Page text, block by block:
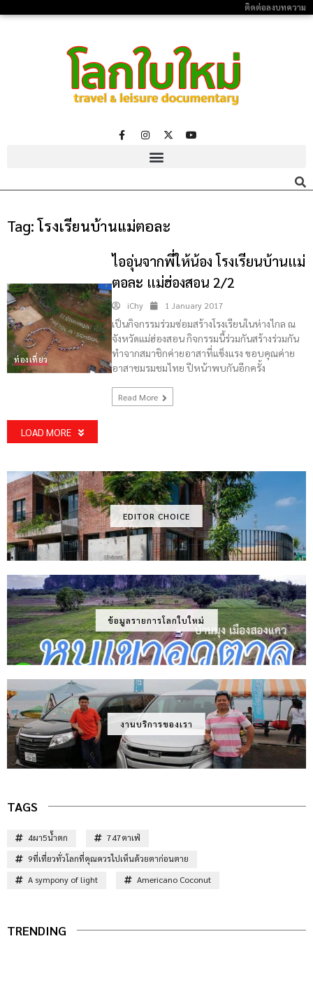
ติดต่อลงบทความ
Tag:โรงเรียนบ้านแม่ตอละ
ท่องเที่ยว
ไออุ่นจากพี่ให้น้อง โรงเรียนบ้านแม่
ตอละ แม่ฮ่องสอน 2/2
iChy 1 January 2017
เป็นกิจกรรมร่วมซ่อมสร้างโรงเรียนในห่างไกล ณ
จังหวัดแม่ฮ่องสอน กิจกรรมนี้ร่วมกันสร้างร่วมกัน
ทำจากสมาชิกค่ายอาสาที่แข็งแรง ขอบคุณค่าย
อาสาชมรมชมไทย ปีหน้าพบกันอีกครั้ง
Read More
LOAD MORE
EDITOR CHOICE
ข้อมูลรายการโลกใบใหม่
งานบริการของเรา
TAGS
4ผา5น้ำตก
747คาเฟ่
9ที่เที่ยวทั่วโลกที่คุณควรไปเห็นด้วยตาก่อนตาย
A sympony of light
Americano Coconut
TRENDING